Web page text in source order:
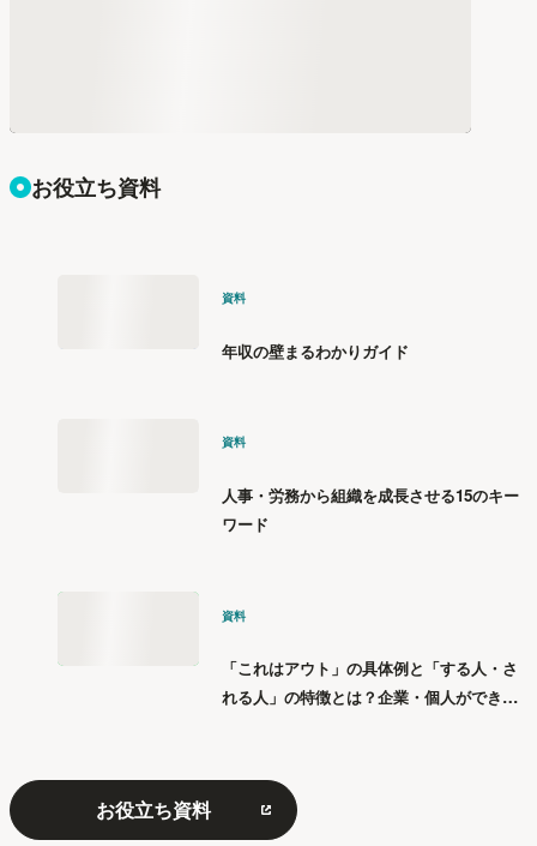
お役立ち資料
資料
年収の壁まるわかりガイド
資料
人事・労務から組織を成長させる15のキー
ワード
資料
「これはアウト」の具体例と「する人・さ
れる人」の特徴とは？企業・個人ができる
お役立ち資料